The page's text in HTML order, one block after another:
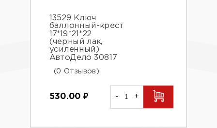
13529 Ключ
баллонный-крест
17*19*21*22
(черный лак,
усиленный)
АвтоДело 30817
(0 Отзывов)
530.00 ₽ - +